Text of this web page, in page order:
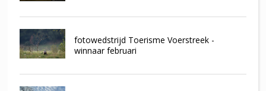
fotowedstrijd Toerisme Voerstreek -
winnaar februari